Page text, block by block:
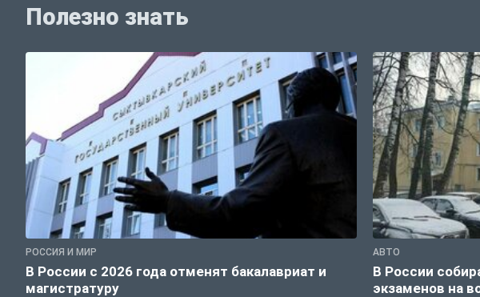
Полезно знать
РОССИЯ И МИР
В России с 2026 года отменят бакалавриат и
магистратуру
АВТО
В России
экзаменов на